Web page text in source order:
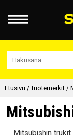
Etusivu /Tuotemerkit /
Mitsubishin